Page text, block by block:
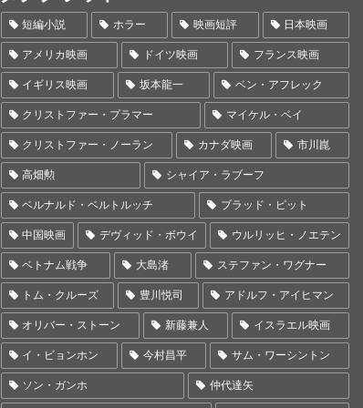
短編小説 ホラー 映画短評 日本映画
アメリカ映画 ドイツ映画 フランス映画
イギリス映画 坂本龍一 ベン・アフレック
クリストファー・プラマー マイケル・ベイ
クリストファー・ノーラン カナダ映画 市川崑
高畑勲 シャイア・ラブーフ
ベルナルド・ベルトルッチ ブラッド・ピット
中国映画 デヴィッド・ボウイ ウルリッヒ・ノエテン
ベトナム戦争 大島渚 ステファン・ワグナー
トム・クルーズ 豊川悦司 アドルフ・アイヒマン
オリバー・ストーン 新藤兼人 イスラエル映画
イ・ビョンホン 今村昌平 サム・ワーシントン
ソン・ガンホ 仲代達矢